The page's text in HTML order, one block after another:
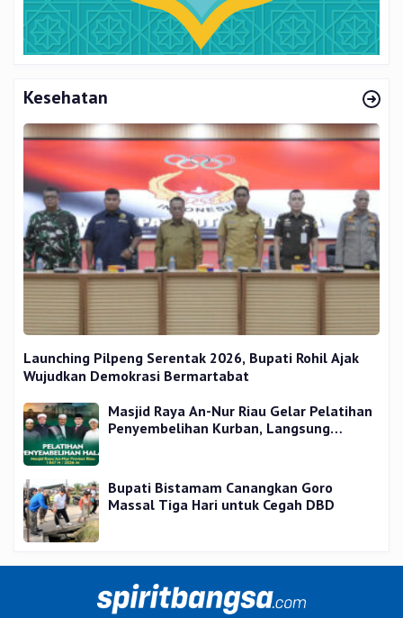
Kesehatan
Launching Pilpeng Serentak 2026, Bupati Rohil Ajak
Wujudkan Demokrasi Bermartabat
Masjid Raya An-Nur Riau Gelar Pelatihan
Penyembelihan Kurban, Langsung
Bupati Bistamam Canangkan Goro
Massal Tiga Hari untuk Cegah DBD